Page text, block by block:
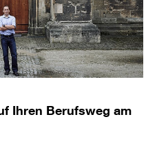
Ihren Berufsweg am